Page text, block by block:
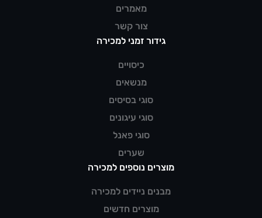
מאמרים
צור קשר
גידור זמני למכירה
כיסויים
מנשאים
סוגי בסיסים
סוגי עיגונים
סוגי פאנל
שערים
מוצרים נוספים למכירה
מבנים ניידים למכירה
מוצרים חדשים